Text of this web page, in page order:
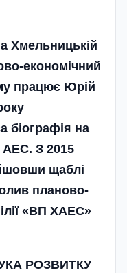
Хмельницькій
економічний
працює Юрій
біографія на
АЕС. З 2015
щаблі
планово-
«ВП ХАЕС»
РОЗВИТКУ